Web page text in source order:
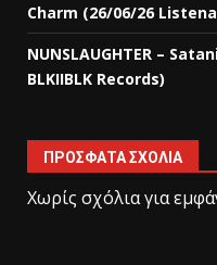
Charm (26/06/26
NUNSLAUGHTER –
BLKIIBLK Records)
ΠΡΌΣΦΑΤΑ ΣΧΌΛΙΑ
Χωρίς σχόλια για